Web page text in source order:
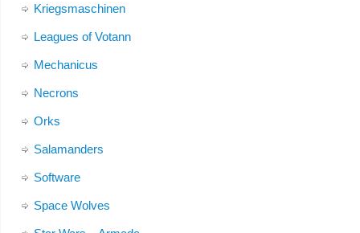
Kriegsmaschinen
Leagues of Votann
Mechanicus
Necrons
Orks
Salamanders
Software
Space Wolves